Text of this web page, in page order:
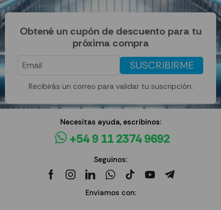
Obtené un cupón de descuento para tu
próxima compra
SUSCRIBIRME
Recibirás un correo para validar tu suscripción.
Necesitas ayuda, escribinos:
+54 9 11 2374 9692
Seguinos:
Enviamos con: